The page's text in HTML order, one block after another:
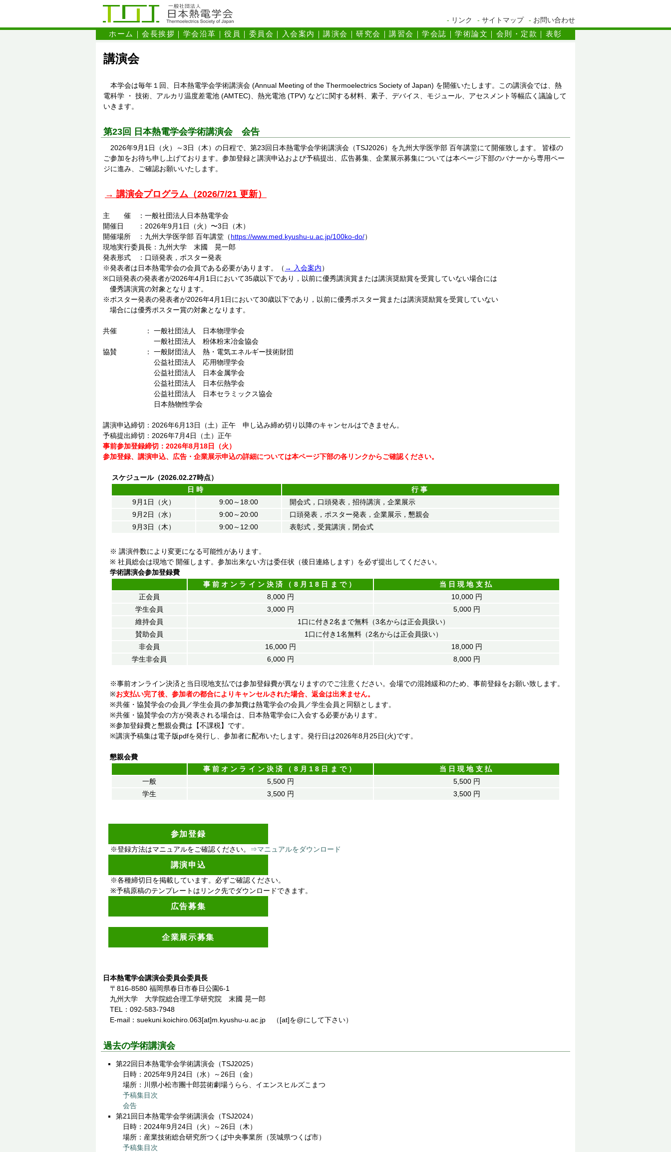
お問い合わせ
サイトマップ
リンク
ホーム ｜会長挨拶 ｜ 学会沿革 ｜役員 ｜ 委員会 ｜ 入会案内 ｜講演会 ｜研究会 ｜講習会 ｜学会誌 ｜学術論文 ｜ 会則・定款 ｜ 表彰
講演会
本学会は毎年１回、日本熱電学会学術講演会 (Annual Meeting of the Thermoelectrics Society of Japan) を開催いたします。この講演会では、熱
電科学 ・ 技術、アルカリ温度差電池 (AMTEC)、熱光電池 (TPV) などに関する材料、素子、デバイス、モジュール、アセスメント等幅広く議論して
いきます。
第23回 日本熱電学会学術講演会 会告
2026年9月1日（火）～3日（木）の日程で、第23回日本熱電学会学術講演会（TSJ2026）を九州大学医学部 百年講堂にて開催致します。 皆様の
ご参加をお待ち申し上げております。参加登録と講演申込および予稿提出、広告募集、企業展示募集については本ページ下部のバナーから専用ペー
ジに進み、ご確認お願いいたします。
→ 講演会プログラム（2026/7/21 更新）
主 催 ：一般社団法人日本熱電学会
開催日 ：2026年9月1日（火）〜3日（木）
開催場所 ：九州大学医学部 百年講堂（https://www.med.kyushu-u.ac.jp/100ko-do/）
現地実行委員長：九州大学 末國 晃一郎
発表形式 ：口頭発表，ポスター発表
※発表者は日本熱電学会の会員である必要があります。（ → 入会案内）
※口頭発表の発表者が2026年4月1日において35歳以下であり，以前に優秀講演賞または講演奨励賞を受賞していない場合には
優秀講演賞の対象となります。
※ポスター発表の発表者が2026年4月1日において30歳以下であり，以前に優秀ポスター賞または講演奨励賞を受賞していない
場合には優秀ポスター賞の対象となります。
共催 ： 一般社団法人 日本物理学会
一般社団法人 粉体粉末冶金協会
協賛 ： 一般財団法人 熱・電気エネルギー技術財団
公益社団法人 応用物理学会
公益社団法人 日本金属学会
公益社団法人 日本伝熱学会
公益社団法人 日本セラミックス協会
日本熱物性学会
講演申込締切：2026年6月13日（土）正午 申し込み締め切り以降のキャンセルはできません。
予稿提出締切：2026年7月4日（土）正午
事前参加登録締切：2026年8月18日（火）
参加登録、講演申込、広告・企業展示申込の詳細については本ページ下部の各リンクからご確認ください。
スケジュール（2026.02.27時点）
日時
行事
9月1日（火）
9:00～18:00
開会式，口頭発表，招待講演，企業展示
9月2日（水）
9:00～20:00
口頭発表，ポスター発表，企業展示，懇親会
9月3日（木）
9:00～12:00 表彰式，受賞講演，閉会式
※ 講演件数により変更になる可能性があります。
※ 社員総会は現地で 開催します。参加出来ない方は委任状（後日連絡します）を必ず提出してください。
学術講演会参加登録費
事前オンライン決済（8月18日まで）
当日現地支払
正会員
8,000 円
10,000 円
学生会員
3,000 円
5,000 円
維持会員
1口に付き2名まで無料（3名からは正会員扱い）
賛助会員
1口に付き1名無料（2名からは正会員扱い）
非会員
16,000 円
18,000 円
学生非会員
6,000 円 8,000 円
※事前オンライン決済と当日現地支払では参加登録費が異なりますのでご注意ください。会場での混雑緩和のため、事前登録をお願い致します。
※お支払い完了後、参加者の都合によりキャンセルされた場合、返金は出来ません。
※共催・協賛学会の会員／学生会員の参加費は熱電学会の会員／学生会員と同額とします。
※共催・協賛学会の方が発表される場合は、日本熱電学会に入会する必要があります。
※参加登録費と懇親会費は【不課税】です。
※講演予稿集は電子版pdfを発行し、参加者に配布いたします。発行日は2026年8月25日(火)です。
懇親会費
事前オンライン決済（8月18日まで）
当日現地支払
一般
5,500 円
5,500 円
学生
3,500 円 3,500 円
参加登録
※登録方法はマニュアルをご確認ください。 ⇒マニュアルをダウンロード
講演申込
※各種締切日を掲載しています。必ずご確認ください。
※予稿原稿のテンプレートはリンク先でダウンロードできます。
広告募集
企業展示募集
日本熱電学会講演会委員会委員長
〒816-8580 福岡県春日市春日公園6-1
九州大学 大学院総合理工学研究院 末國 晃一郎
TEL：092-583-7948
E-mail：suekuni.koichiro.063[at]m.kyushu-u.ac.jp （[at]を@にして下さい）
過去の学術講演会
第22回日本熱電学会学術講演会（TSJ2025）
日時：2025年9月24日（水）～26日（金）
場所：川県小松市團十郎芸術劇場うらら、イエンスヒルズこまつ
予稿集目次
会告
第21回日本熱電学会学術講演会（TSJ2024）
日時：2024年9月24日（火）～26日（木）
場所：産業技術総合研究所つくば中央事業所（茨城県つくば市）
予稿集目次